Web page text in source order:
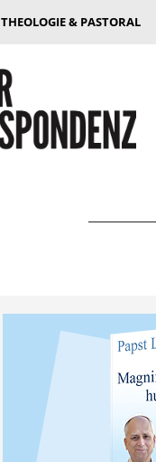
THEOLOGIE & PASTORAL